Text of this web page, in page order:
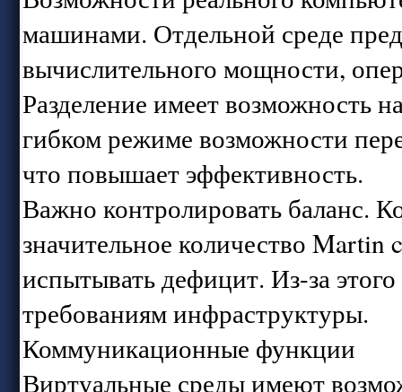
машинами. Отдельной среде
вычислительного мощности,
Разделение имеет возможность
гибком режиме возможности
что повышает эффективность.
Важно контролировать баланс.
значительное количество
испытывать дефицит. Из-за
требованиям инфраструктуры.
Коммуникационные функции
Виртуальные среды имеют